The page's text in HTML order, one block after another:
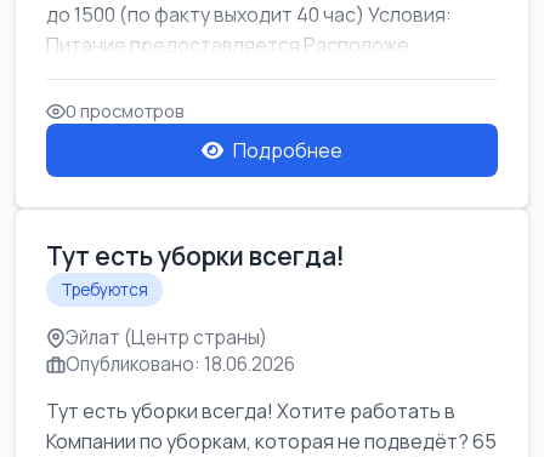
до 1500 (по факту выходит 40 час) Условия:
Питание предоставляется Расположе...
0 просмотров
Подробнее
Тут есть уборки всегда!
Требуются
Эйлат (Центр страны)
Опубликовано: 18.06.2026
Тут есть уборки всегда! Хотите работать в
Компании по уборкам, которая не подведёт? 65